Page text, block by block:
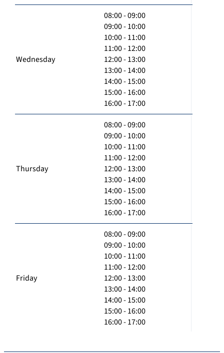
Wednesday
08:00 - 09:00
09:00 - 10:00
10:00 - 11:00
11:00 - 12:00
12:00 - 13:00
13:00 - 14:00
14:00 - 15:00
15:00 - 16:00
16:00 - 17:00
Thursday
08:00 - 09:00
09:00 - 10:00
10:00 - 11:00
11:00 - 12:00
12:00 - 13:00
13:00 - 14:00
14:00 - 15:00
15:00 - 16:00
16:00 - 17:00
Friday
08:00 - 09:00
09:00 - 10:00
10:00 - 11:00
11:00 - 12:00
12:00 - 13:00
13:00 - 14:00
14:00 - 15:00
15:00 - 16:00
16:00 - 17:00